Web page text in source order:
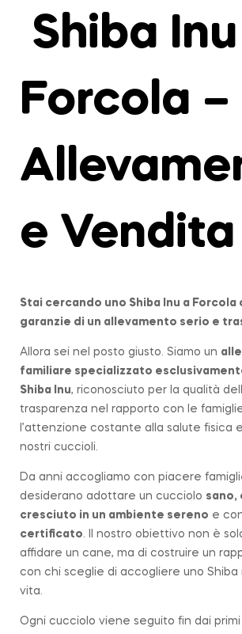
Shiba Inu
Forcola –
e Vendita
Stai cercando uno Shiba Inu a Forcola
garanzie di un allevamento serio e
Allora sei nel posto giusto. Siamo un
familiare specializzato
Shiba Inu, riconosciuto per la qualità
trasparenza nel rapporto con le
l’attenzione costante alla salute fisica
nostri cuccioli.
Da anni accogliamo con piacere
desiderano adottare un cucciolo sano,
cresciuto in un ambiente sereno e
certificato. Il nostro obiettivo non è
affidare un cane, ma di costruire un
con chi sceglie di accogliere uno Shiba
vita.
Ogni cucciolo viene seguito fin dai primi